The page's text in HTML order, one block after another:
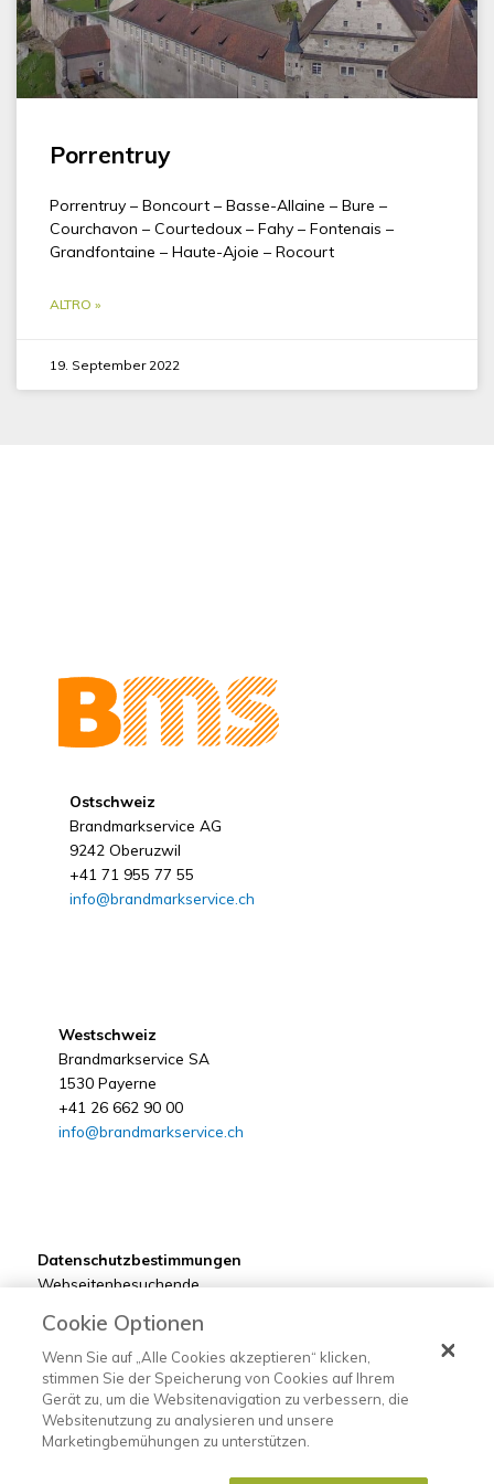
Porrentruy
Porrentruy – Boncourt – Basse-Allaine – Bure –
Courchavon – Courtedoux – Fahy – Fontenais –
Grandfontaine – Haute-Ajoie – Rocourt
ALTRO »
19. September 2022
Ostschweiz
Brandmarkservice AG
9242 Oberuzwil
+41 71 955 77 55
info@brandmarkservice.ch
Westschweiz
Brandmarkservice SA
1530 Payerne
+41 26 662 90 00
info@brandmarkservice.ch
Datenschutzbestimmungen
Webseitenbesuchende
Bewerber
Lieferanten
©2022 Brandmarkservice
Cookie Optionen
Wenn Sie auf „Alle Cookies akzeptieren“ klicken,
stimmen Sie der Speicherung von Cookies auf Ihrem
Gerät zu, um die Websitenavigation zu verbessern, die
Websitenutzung zu analysieren und unsere
Marketingbemühungen zu unterstützen.